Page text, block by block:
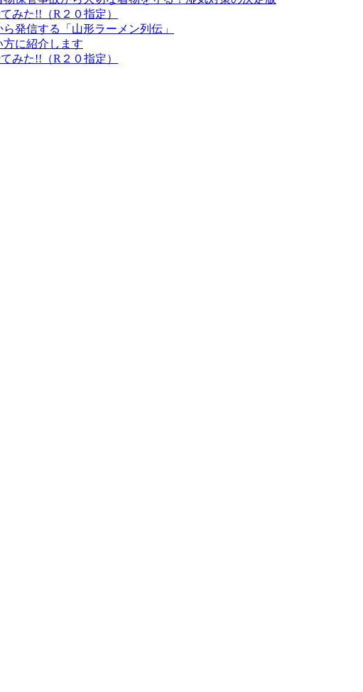
みた!!（R２０指定）
発信する「山形ラーメン列伝」
に紹介します
みた!!（R２０指定）